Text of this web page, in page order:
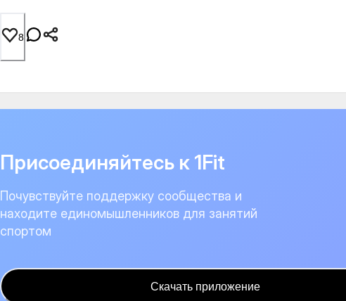
8
Присоединяйтесь к 1Fit
Почувствуйте поддержку сообщества и
находите единомышленников для занятий
спортом
Скачать приложение